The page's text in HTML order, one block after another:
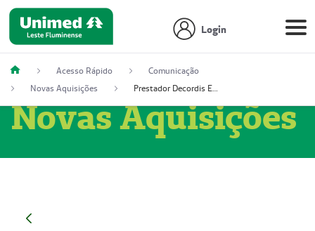
Login
Acesso Rápido
Comunicação
Novas Aquisições
Prestador Decordis Exames Cardiológicos LTDA (51004347-4)
Novas Aquisições